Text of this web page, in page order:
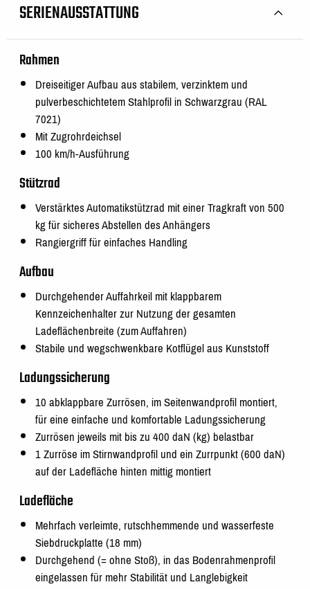
SERIENAUSSTATTUNG
Rahmen
Dreiseitiger Aufbau aus stabilem, verzinktem und
pulverbeschichtetem Stahlprofil in Schwarzgrau (RAL
7021)
Mit Zugrohrdeichsel
100 km/h-Ausführung
Stützrad
Verstärktes Automatikstützrad mit einer Tragkraft von 500
kg für sicheres Abstellen des Anhängers
Rangiergriff für einfaches Handling
Aufbau
Durchgehender Auffahrkeil mit klappbarem
Kennzeichenhalter zur Nutzung der gesamten
Ladeflächenbreite (zum Auffahren)
Stabile und wegschwenkbare Kotflügel aus Kunststoff
Ladungssicherung
10 abklappbare Zurrösen, im Seitenwandprofil montiert,
für eine einfache und komfortable Ladungssicherung
Zurrösen jeweils mit bis zu 400 daN (kg) belastbar
1 Zurröse im Stirnwandprofil und ein Zurrpunkt (600 daN)
auf der Ladefläche hinten mittig montiert
Ladefläche
Mehrfach verleimte, rutschhemmende und wasserfeste
Siebdruckplatte (18 mm)
Durchgehend (= ohne Stoß), in das Bodenrahmenprofil
eingelassen für mehr Stabilität und Langlebigkeit